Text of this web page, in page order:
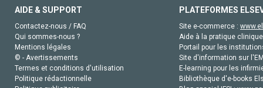
AIDE & SUPPORT
Contactez-nous / FAQ
Qui sommes-nous ?
Mentions légales
© - Avertissements
Termes et conditions d'utilisation
Politique rédactionnelle
PLATEFORMES
Site e-commerce :
Aide à la pratique
Portail pour les
Site d'information sur
E-learning pour les
Bibliothèque d'e-books